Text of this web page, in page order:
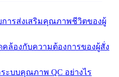
การส่งเสริมคุณภาพชีวิตของผู้
ล้องกับความต้องการของผู้สั่ง
ระบบคุณภาพ QC อย่างไร